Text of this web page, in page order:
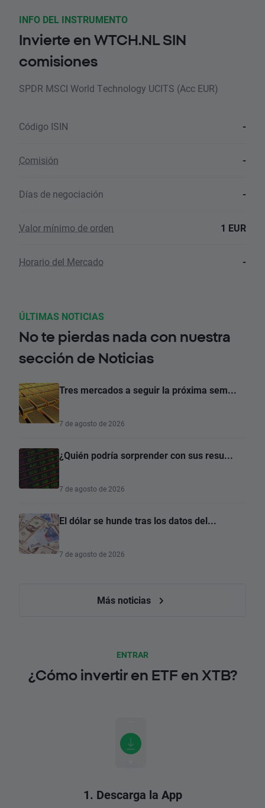
INFO DEL INSTRUMENTO
Invierte en WTCH.NL SIN
comisiones
SPDR MSCI World Technology UCITS (Acc EUR)
Código ISIN -
Comisión -
Días de negociación -
Valor mínimo de orden 1 EUR
Horario del Mercado -
ÚLTIMAS NOTICIAS
No te pierdas nada con nuestra
sección de Noticias
Tres mercados a seguir la próxima sem...
7 de agosto de 2026
¿Quién podría sorprender con sus resu...
7 de agosto de 2026
El dólar se hunde tras los datos del...
7 de agosto de 2026
Más noticias
ENTRAR
¿Cómo invertir en ETF en XTB?
1. Descarga la App